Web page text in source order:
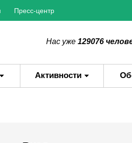
Пресс-центр
Нас уже 129076
Активности